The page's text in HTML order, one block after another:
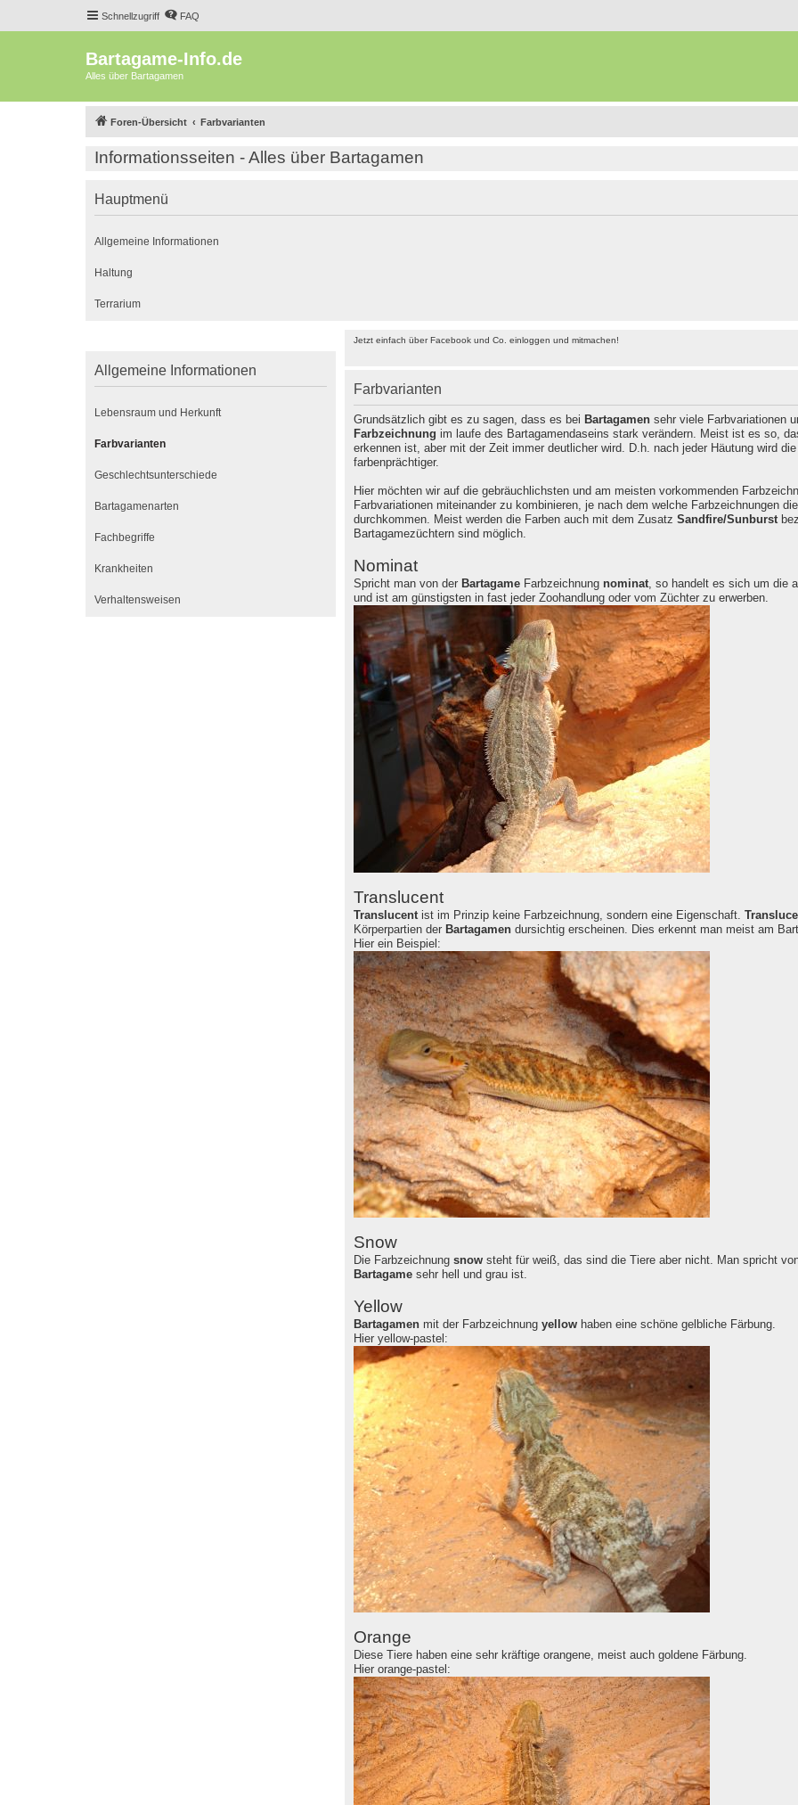
Schnellzugriff FAQ
Bartagame-Info.de
Alles über Bartagamen
Foren-Übersicht Farbvarianten
Informationsseiten - Alles über Bartagamen
Hauptmenü
Allgemeine Informationen
Haltung
Terrarium
Jetzt einfach über Facebook und Co. einloggen und mitmachen!
Farbvarianten
Grundsätzlich gibt es zu sagen, dass es bei Bartagamensehr viele Farbvariationen
Farbzeichnung im laufe des Bartagamendaseins stark verändern. Meist ist es so,
erkennen ist, aber mit der Zeit immer deutlicher wird. D.h. nach jeder Häutung wird
farbenprächtiger.
Hier möchten wir auf die gebräuchlichsten und am meisten vorkommenden
Farbvariationen miteinander zu kombinieren, je nach dem welche Farbzeichnungen
durchkommen. Meist werden die Farben auch mit dem Zusatz Sandfire/Sunburst
Bartagamezüchtern sind möglich.
Nominat
Spricht man von der BartagameFarbzeichnung nominat, so handelt es sich um die
und ist am günstigsten in fast jeder Zoohandlung oder vom Züchter zu erwerben.
Translucent
Translucentist im Prinzip keine Farbzeichnung, sondern eine Eigenschaft.
Körperpartien der Bartagamendursichtig erscheinen. Dies erkennt man meist am
Hier ein Beispiel:
Snow
Die Farbzeichnung snowsteht für weiß, das sind die Tiere aber nicht. Man spricht
Bartagamesehr hell und grau ist.
Yellow
Bartagamenmit der Farbzeichnung yellowhaben eine schöne gelbliche Färbung.
Hier yellow-pastel:
Orange
Diese Tiere haben eine sehr kräftige orangene, meist auch goldene Färbung.
Hier orange-pastel:
Allgemeine Informationen
Lebensraum und Herkunft
Farbvarianten
Geschlechtsunterschiede
Bartagamenarten
Fachbegriffe
Krankheiten
Verhaltensweisen